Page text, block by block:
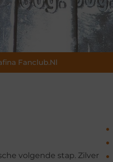
Fanclub.nl
volgende stap. Zilver